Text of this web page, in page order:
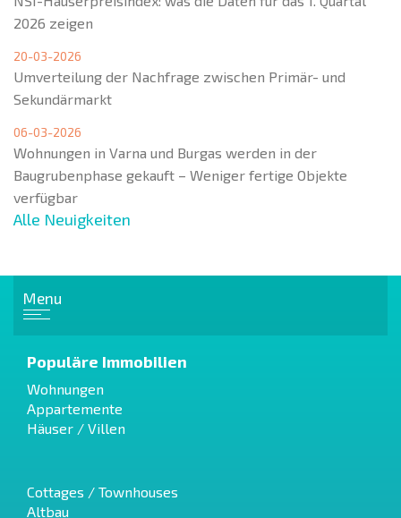
2026 zeigen
20-03-2026
Umverteilung der Nachfrage zwischen Primär- und
Sekundärmarkt
06-03-2026
Wohnungen in Varna und Burgas werden in der
Baugrubenphase gekauft – Weniger fertige Objekte
verfügbar
Alle Neuigkeiten
Menu
Populäre Immobilien
Wohnungen
Appartemente
Häuser / Villen
Cottages / Townhouses
Altbau